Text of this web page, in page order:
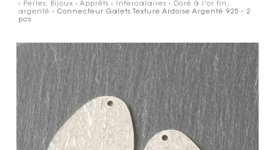
› Perles, Bijoux › Apprêts › Intercalaires › Doré à l'or fin,
argenté › Connecteur Galets Texture Ardoise Argenté 925 - 2
pcs